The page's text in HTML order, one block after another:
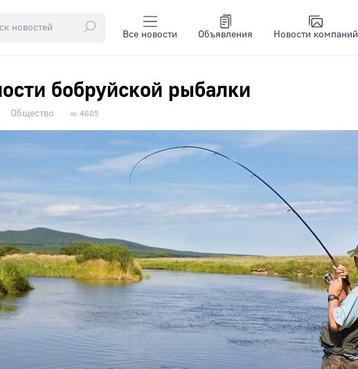
Все новости Объявления Новости компаний
бобруйской рыбалки
Общество 4605